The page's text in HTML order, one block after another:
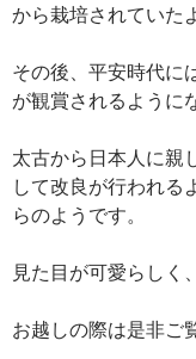
から栽培されていた
その後、平安時代に
が観賞されるように
太古から日本人に親
して改良が行われる
らのようです。
見た目が可愛らしく
お越しの際は是非ご